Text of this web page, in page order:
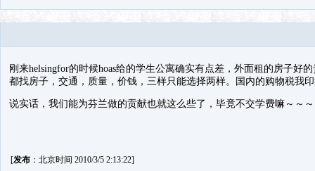
刚来helsingfor的时候hoas给的学生公寓确实有点差，外面租的房子好
都找房子，交通，质量，价钱，三样只能选择两样。国内的购物税我
说实话，我们能为芬兰做的贡献也就这么些了，毕竟不交学费嘛～～～
[发布：北京时间 2010/3/5 2:13:22]